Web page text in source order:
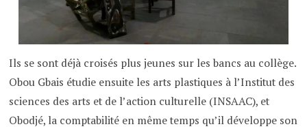
Ils se sont déjà croisés plus jeunes sur les bancs au collège.
Obou Gbais étudie ensuite les arts plastiques à l’Institut des
sciences des arts et de l’action culturelle (INSAAC), et
Obodjé, la comptabilité en même temps qu’il développe son